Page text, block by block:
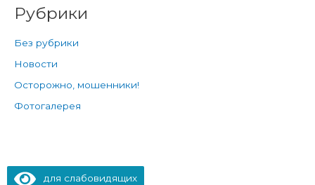
Рубрики
Без рубрики
Новости
Осторожно, мошенники!
Фотогалерея
для слабовидящих